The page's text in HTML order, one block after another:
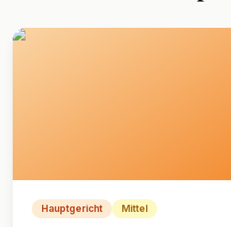
Hauptgericht Mittel